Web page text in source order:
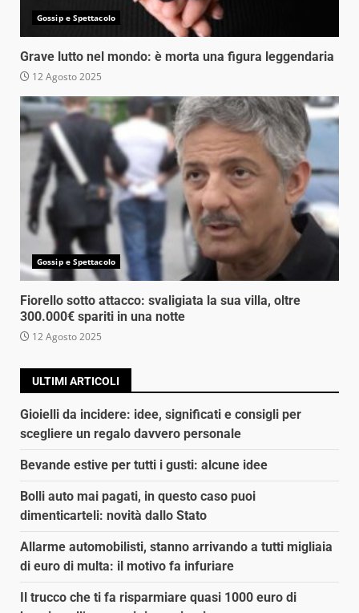
Gossip e Spettacolo
Grave lutto nel mondo: è morta una figura leggendaria
12 Agosto 2025
Gossip e Spettacolo
Fiorello sotto attacco: svaligiata la sua villa, oltre
300.000€ spariti in una notte
12 Agosto 2025
ULTIMI ARTICOLI
Gioielli da incidere: idee, significati e consigli per
scegliere un regalo davvero personale
Bevande estive per tutti i gusti: alcune idee
Bolli auto mai pagati, in questo caso puoi
dimenticarteli: novità dallo Stato
Allarme automobilisti, stanno arrivando a tutti migliaia
di euro di multa: il motivo fa infuriare
Il trucco che ti fa risparmiare quasi 1000 euro di